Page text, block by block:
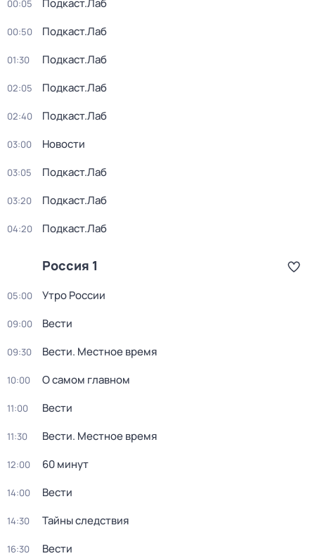
00:05 Подкаст.Лаб
00:50 Подкаст.Лаб
01:30 Подкаст.Лаб
02:05 Подкаст.Лаб
02:40 Подкаст.Лаб
03:00 Новости
03:05 Подкаст.Лаб
03:20 Подкаст.Лаб
04:20 Подкаст.Лаб
Россия 1
05:00 Утро России
09:00 Вести
09:30 Вести. Местное время
10:00 О самом главном
11:00 Вести
11:30 Вести. Местное время
12:00 60 минут
14:00 Вести
14:30 Тайны следствия
16:30 Вести